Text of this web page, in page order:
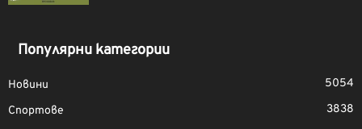
Популярни категории
Новини
5054
Спортове
3838